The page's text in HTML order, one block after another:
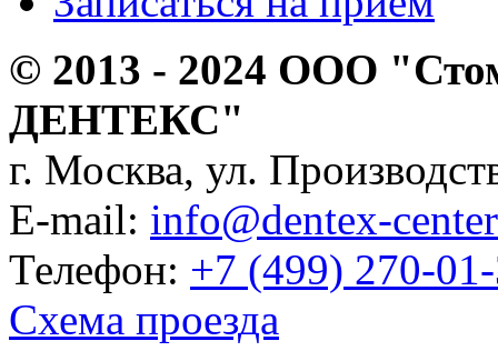
© 2013 - 2024 ООО
ДЕНТЕКС"
г. Москва, ул.
E-mail: info@dentex-
Телефон: +7 (499) 270-
Схема проезда